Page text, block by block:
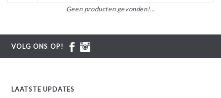
Geen producten gevonden!...
VOLG ONS OP!
LAATSTE UPDATES